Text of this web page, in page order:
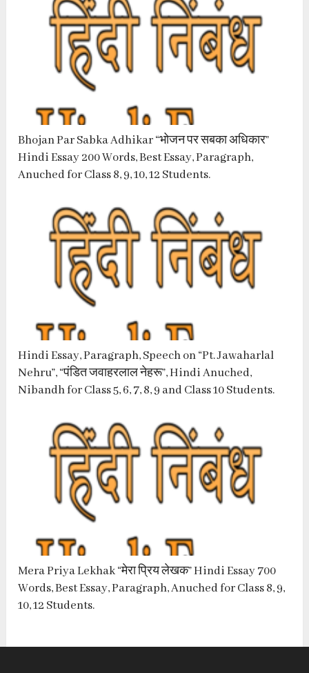
Bhojan Par Sabka Adhikar “भोजन पर सबका अधिकार”
Hindi Essay 200 Words, Best Essay, Paragraph,
Anuched for Class 8, 9, 10, 12 Students.
Hindi Essay, Paragraph, Speech on “Pt. Jawaharlal
Nehru”, “पंडित जवाहरलाल नेहरू”, Hindi Anuched,
Nibandh for Class 5, 6, 7, 8, 9 and Class 10 Students.
Mera Priya Lekhak “मेरा प्रिय लेखक” Hindi Essay 700
Words, Best Essay, Paragraph, Anuched for Class 8, 9,
10, 12 Students.